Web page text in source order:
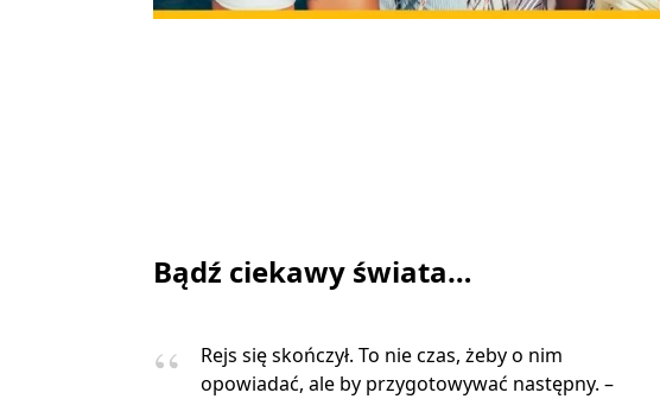
Bądź ciekawy świata…
Rejs się skończył. To nie czas, żeby o nim
opowiadać, ale by przygotowywać następny. –